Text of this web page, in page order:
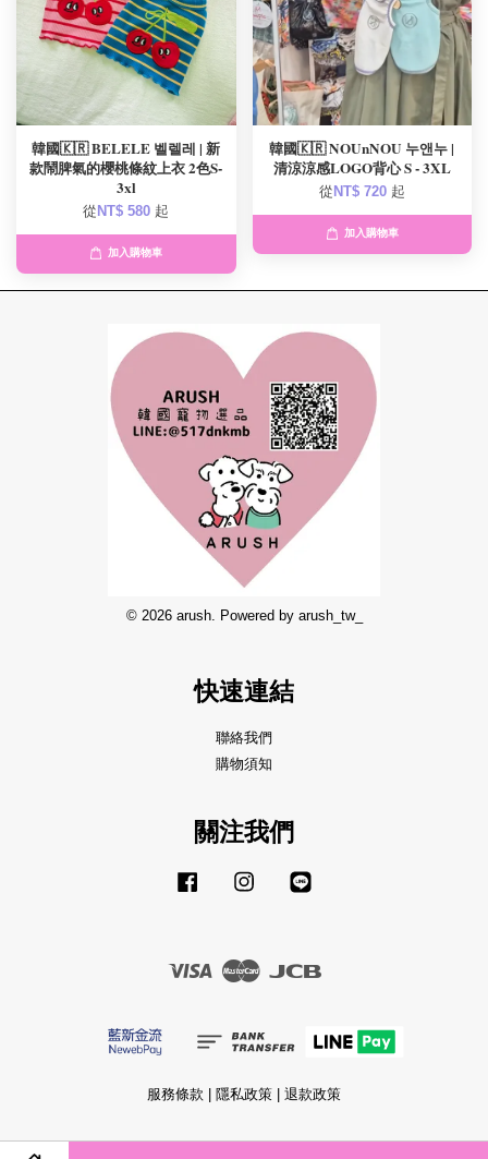
韓國🇰🇷 BELELE 벨렐레 | 新
款鬧脾氣的櫻桃條紋上衣 2色S-
3xl
從 NT$ 580 起
加入購物車
韓國🇰🇷 NOUnNOU 누앤누 |
清涼涼感LOGO背心 S - 3XL
從 NT$ 720 起
加入購物車
© 2026 arush. Powered by arush_tw_
快速連結
聯絡我們
購物須知
關注我們
Facebook Instagram
Visa Master
服務條款 隱私政策 退款政策